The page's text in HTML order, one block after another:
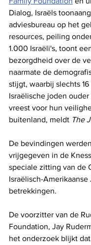
Dialog, Israëls
adviesbureau op het
resources, peiling
1.000 Israëli's, toont
bezorgdheid over de
naarmate de
stijgt, waarbij slechts
Israëlische joden ouder
vreest voor hun
buitenland, meldt The
De bevindingen
vrijgegeven in de
speciale zitting van de
Israëlisch-Amerikaanse
betrekkingen.
De voorzitter van de
Foundation, Jay
het onderzoek blijkt